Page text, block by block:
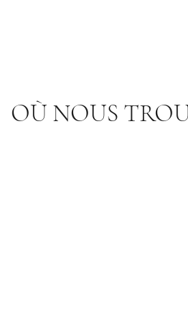
OÙ NOUS